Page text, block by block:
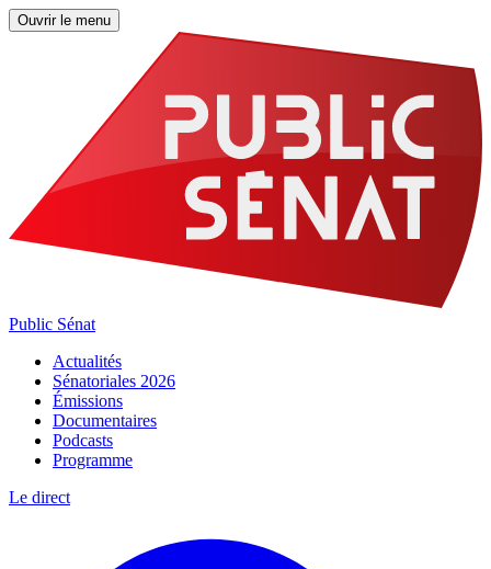
Ouvrir le menu
Public Sénat
Actualités
Sénatoriales 2026
Émissions
Documentaires
Podcasts
Programme
Le direct